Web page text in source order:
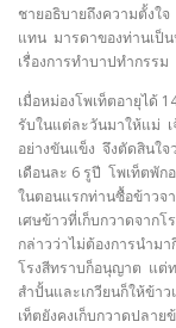
ชายอธิบายถึงความตั้งใ
แทน มารดาของท่านเป็
เรื่องการทำบาปทำกรรม
เมื่อหม่องโพเท็ตอายุได้
รับในแต่ละวันมาให้แม่ เ
อย่างขันแข็ง จึงตัดสินใจ
เดือนละ 6 รูปี โพเท็ตพัก
ในตอนแรกท่านซื้อข้าวจ
เศษข้าวที่เก็บกวาดจาก
กล่าวว่าไม่ต้องการนำม
โรงสีทราบก็อนุญาต แต่
สำปั้นและเกวียนก็ให้ข้า
เท็ตยังคงเก็บกวาดปลา